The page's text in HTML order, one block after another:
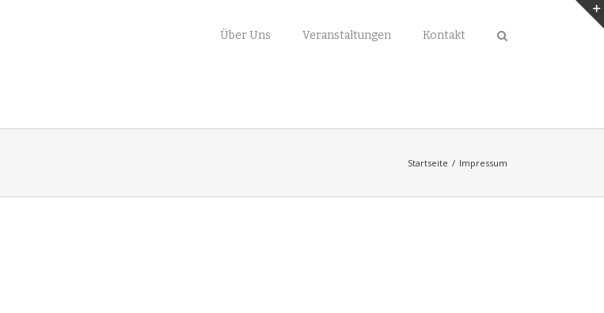
Über Uns Veranstaltungen Kontakt
Startseite / Impressum